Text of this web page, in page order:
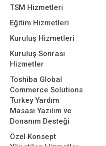
TSM Hizmetleri
Eğitim Hizmetleri
Kuruluş Hizmetleri
Kuruluş Sonrası
Hizmetler
Toshiba Global
Commerce Solutions
Turkey Yardım
Masası Yazılım ve
Donanım Desteği
Özel Konsept